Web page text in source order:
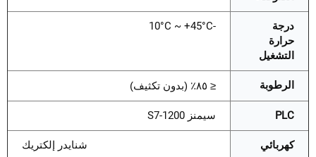
درجة
حرارة
التشغيل
الرطوبة
سيمنز S7-1200
كهربائي شنايدر إلكتريك